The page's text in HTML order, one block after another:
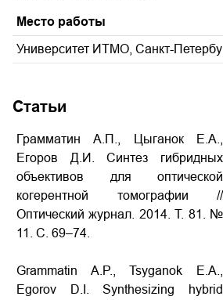
Место работы
Университет ИТМО, Санкт-
Статьи
Грамматин А.П., Цыганок Е.А.,
Егоров Д.И. Синтез гибридных
объективов для оптической
когерентной томографии //
Оптический журнал. 2014. Т. 81. №
11. С. 69–74.
Grammatin A.P., Tsyganok E.A.,
Egorov D.I.Synthesizing hybrid